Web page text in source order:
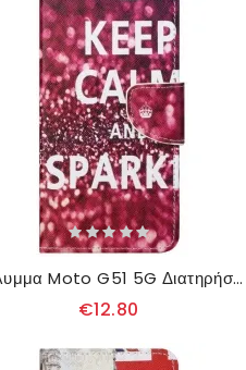
Κάλυμμα Moto G51 5G Διατηρήστε Την Ψυχραιμία Και Τη Λάμψη
€12.80